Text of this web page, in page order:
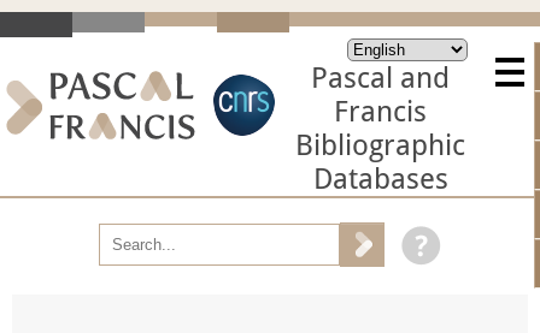
Pascal and
Francis
Bibliographic
Databases